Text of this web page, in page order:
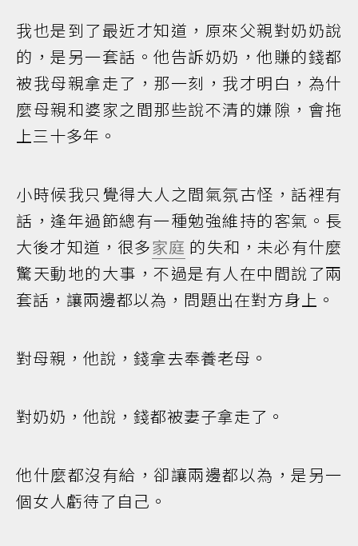
我也是到了最近才知道，原來父親對奶奶說
的，是另一套話。他告訴奶奶，他賺的錢都
被我母親拿走了，那一刻，我才明白，為什
麼母親和婆家之間那些說不清的嫌隙，會拖
上三十多年。
小時候我只覺得大人之間氣氛古怪，話裡有
話，逢年過節總有一種勉強維持的客氣。長
大後才知道，很多家庭 的失和，未必有什麼
驚天動地的大事，不過是有人在中間說了兩
套話，讓兩邊都以為，問題出在對方身上。
對母親，他說，錢拿去奉養老母。
對奶奶，他說，錢都被妻子拿走了。
他什麼都沒有給，卻讓兩邊都以為，是另一
個女人虧待了自己。